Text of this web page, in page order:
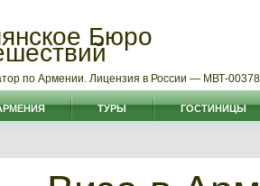
Бюро
по Армении. Лицензия в России — МВТ-
ТУРЫ ГОСТИНИЦЫ